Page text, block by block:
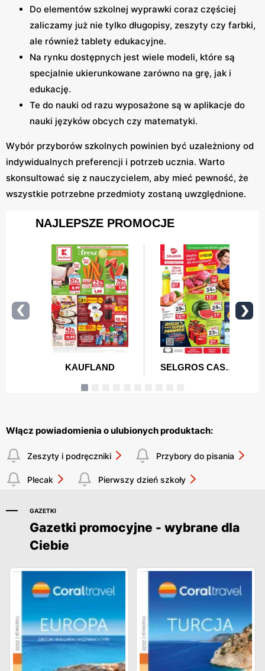
Do elementów szkolnej wyprawki coraz częściej
zaliczamy już nie tylko długopisy, zeszyty czy farbki,
ale również tablety edukacyjne.
Na rynku dostępnych jest wiele modeli, które są
specjalnie ukierunkowane zarówno na grę, jak i
edukację.
Te do nauki od razu wyposażone są w aplikacje do
nauki języków obcych czy matematyki.
Wybór przyborów szkolnych powinien być uzależniony od
indywidualnych preferencji i potrzeb ucznia. Warto
skonsultować się z nauczycielem, aby mieć pewność, że
wszystkie potrzebne przedmioty zostaną uwzględnione.
Włącz powiadomienia o ulubionych produktach:
Zeszyty i podręczniki Przybory do pisania
Plecak Pierwszy dzień szkoły
GAZETKI
Gazetki promocyjne - wybrane dla
Ciebie